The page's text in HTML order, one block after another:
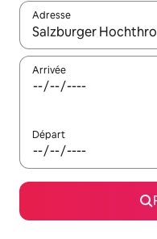
Adresse
Lorsque les résultats
Arrivée
Départ